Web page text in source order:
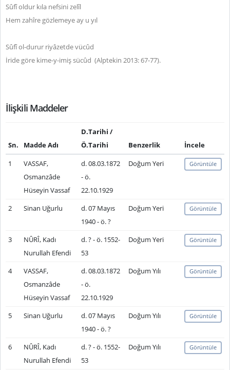
Sûfî oldur kıla nefsini zelîl
Hem zahîre gözlemeye ay u yıl
Sûfî ol-durur riyâzetde vücûd
İride göre kime-y-imiş sücûd (Alptekin 2013: 67-77).
İlişkili Maddeler
Sn. Madde Adı
D.Tarihi /
Ö.Tarihi
Benzerlik
İncele
1
VASSAF,
Osmanzâde
Hüseyin Vassaf
d. 08.03.1872
- ö.
22.10.1929
Doğum Yeri Görüntüle
2 Sinan Uğurlu
d. 07 Mayıs
1940 - ö. ?
Doğum Yeri Görüntüle
3
NÛRÎ, Kadı
Nurullah Efendi
d. ? - ö. 1552-
53
Doğum Yeri Görüntüle
4
VASSAF,
Osmanzâde
Hüseyin Vassaf
d. 08.03.1872
- ö.
22.10.1929
Doğum Yılı Görüntüle
5 Sinan Uğurlu
d. 07 Mayıs
1940 - ö. ?
Doğum Yılı Görüntüle
6
NÛRÎ, Kadı
Nurullah Efendi
d. ? - ö. 1552-
53
Doğum Yılı Görüntüle